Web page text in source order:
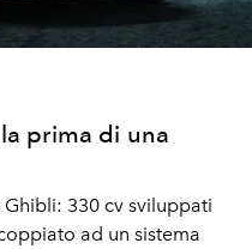
prima di una
330 cv sviluppati
ad un sistema